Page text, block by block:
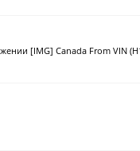
[IMG] Canada From VIN